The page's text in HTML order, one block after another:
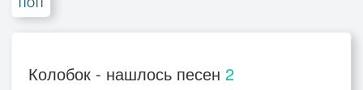
Колобок - нашлось песен 2